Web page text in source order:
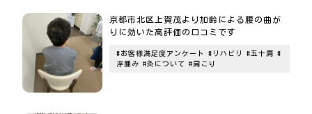
京都市北区上賀茂より加齢による腰の曲が
りに効いた高評価の口コミです
#お客様満足度アンケート #リハビリ #五十肩
#
浮腫み
#灸について #肩こり